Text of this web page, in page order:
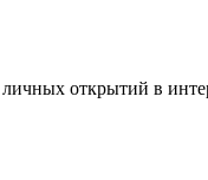
открытий в